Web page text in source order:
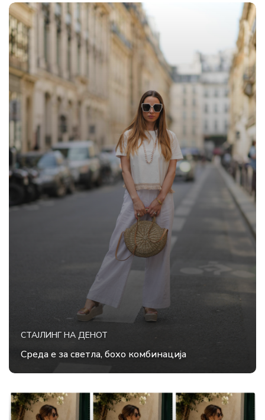
СТАЈЛИНГ НА ДЕНОТ
Среда е за светла, бохо комбинација